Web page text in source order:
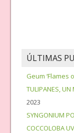
ÚLTIMAS
Geum ‘Flames
TULIPANES, UN
2023
SYNGONIUM
COCCOLOBA